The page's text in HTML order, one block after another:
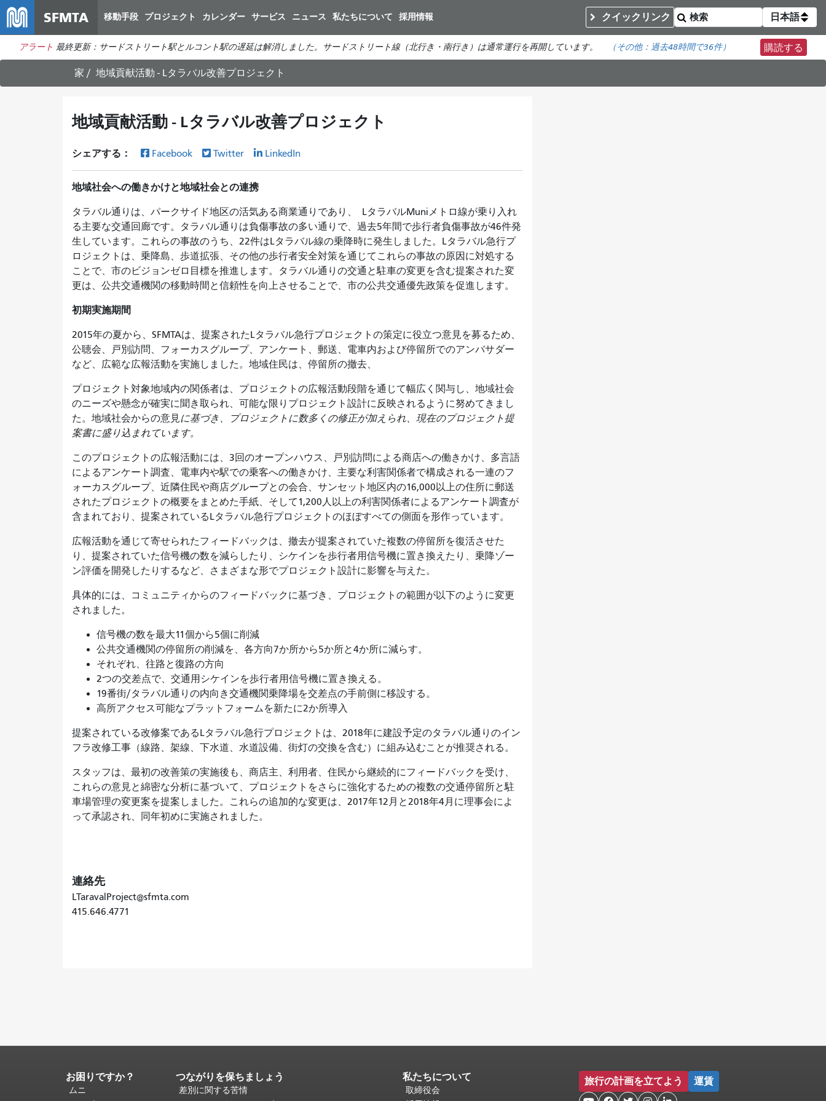
イ
ン
コ
SFMTA 移動手段 プロジェクト カレンダー サービス ニュース 私たちについて 採用情報 クイックリンク 日本語
アラート 最終更新：サードストリート駅とルコント駅の遅延は解消しました。サードストリート線（北行き・南行き）は通常運行を再開しています。 （その他： 過去48時間で36件） 購読する
家 地域貢献活動 - Lタラバル改善プロジェクト
地域貢献活動 - Lタラバル改善プロジェクト
シェアする： Facebook Twitter LinkedIn
地域社会への働きかけと地域社会との連携
タラバル通りは、パークサイド地区の活気ある商業通りであり、 LタラバルMuniメトロ線が乗り入れ
る主要な交通回廊です。タラバル通りは負傷事故の多い通りで、過去5年間で歩行者負傷事故が46件発
生しています。これらの事故のうち、22件はLタラバル線の乗降時に発生しました。Lタラバル急行プ
ロジェクトは、乗降島、歩道拡張、その他の歩行者安全対策を通じてこれらの事故の原因に対処する
ことで、市のビジョンゼロ目標を推進します。タラバル通りの交通と駐車の変更を含む提案された変
更は、公共交通機関の移動時間と信頼性を向上させることで、市の公共交通優先政策を促進します。
初期実施期間
2015年の夏から、SFMTAは、提案されたLタラバル急行プロジェクトの策定に役立つ意見を募るため、
公聴会、戸別訪問、フォーカスグループ、アンケート、郵送、電車内および停留所でのアンバサダー
など、広範な広報活動を実施しました。地域住民は、 停留所の撤去、
プロジェクト対象地域内の関係者は、プロジェクトの広報活動段階を通じて幅広く関与し、地域社会
のニーズや懸念が確実に聞き取られ、可能な限りプロジェクト設計に反映されるように努めてきまし
た。地域社会からの意見に基づき、プロジェクトに数多くの修正が加えられ、現在のプロジェクト提
案書に盛り込まれています。
このプロジェクトの広報活動には、3回のオープンハウス、戸別訪問による商店への働きかけ、多言語
によるアンケート調査、電車内や駅での乗客への働きかけ、主要な利害関係者で構成される一連のフ
ォーカスグループ、近隣住民や商店グループとの会合、サンセット地区内の16,000以上の住所に郵送
されたプロジェクトの概要をまとめた手紙、そして1,200人以上の利害関係者によるアンケート調査が
含まれており、提案されているLタラバル急行プロジェクトのほぼすべての側面を形作っています。
広報活動を通じて寄せられたフィードバックは、撤去が提案されていた複数の停留所を復活させた
り、提案されていた信号機の数を減らしたり、シケインを歩行者用信号機に置き換えたり、乗降ゾー
ン評価を開発したりするなど、さまざまな形でプロジェクト設計に影響を与えた。
具体的には、コミュニティからのフィードバックに基づき、プロジェクトの範囲が以下のように変更
されました。
信号機の数を最大11個から5個に削減
公共交通機関の停留所の削減を、各方向7か所から5か所と4か所に減らす。
それぞれ、往路と復路の方向
2つの交差点で、交通用シケインを歩行者用信号機に置き換える。
19番街/タラバル通りの内向き交通機関乗降場を交差点の手前側に移設する。
高所アクセス可能なプラットフォームを新たに2か所導入
提案されている改修案であるLタラバル急行プロジェクトは、2018年に建設予定のタラバル通りのイン
フラ改修工事（線路、架線、下水道、水道設備、街灯の交換を含む）に組み込むことが推奨される。
スタッフは、最初の改善策の実施後も、商店主、利用者、住民から継続的にフィードバックを受け、
これらの意見と綿密な分析に基づいて、プロジェクトをさらに強化するための複数の交通停留所と駐
車場管理の変更案を提案しました。これらの追加的な変更は、2017年12月と2018年4月に理事会によ
って承認され、同年初めに実施されました。
連絡先
LTaravalProject@sfmta.com
415.646.4771
ペ
ー
お困りですか？
ムニ
つながりを保ちましょう
差別に関する苦情
私たちについて
取締役会
旅行の計画を立てよう 運賃